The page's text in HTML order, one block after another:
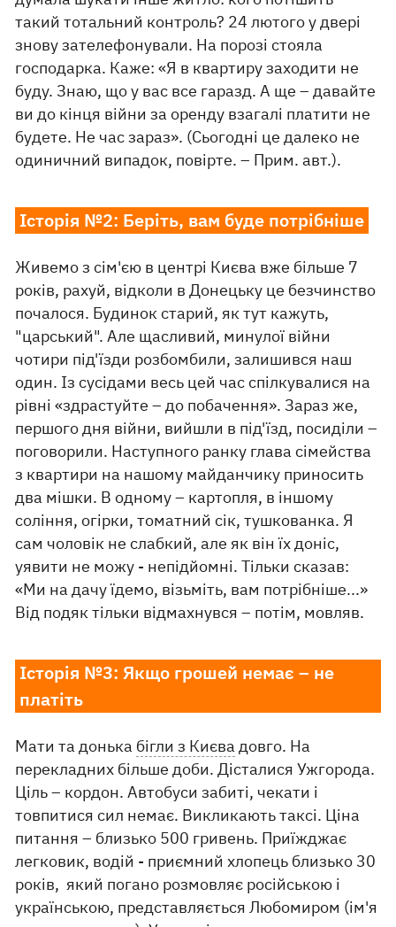
такий тотальний контроль? 24 лютого у двері
знову зателефонували. На порозі стояла
господарка. Каже: «Я в квартиру заходити не
буду. Знаю, що у вас все гаразд. А ще – давайте
ви до кінця війни за оренду взагалі платити не
будете. Не час зараз». (Сьогодні це далеко не
одиничний випадок, повірте. – Прим. авт.).
Історія №2: Беріть, вам буде потрібніше
Живемо з сім'єю в центрі Києва вже більше 7
років, рахуй, відколи в Донецьку це безчинство
почалося. Будинок старий, як тут кажуть,
"царський". Але щасливий, минулої війни
чотири під'їзди розбомбили, залишився наш
один. Із сусідами весь цей час спілкувалися на
рівні «здрастуйте – до побачення». Зараз же,
першого дня війни, вийшли в під'їзд, посиділи –
поговорили. Наступного ранку глава сімейства
з квартири на нашому майданчику приносить
два мішки. В одному – картопля, в іншому
соління, огірки, томатний сік, тушкованка. Я
сам чоловік не слабкий, але як він їх доніс,
уявити не можу - непідйомні. Тільки сказав:
«Ми на дачу їдемо, візьміть, вам потрібніше...»
Від подяк тільки відмахнувся – потім, мовляв.
Історія №3: Якщо грошей немає – не
платіть
Мати та донька бігли з Києва довго. На
перекладних більше доби. Дісталися Ужгорода.
Ціль – кордон. Автобуси забиті, чекати і
товпитися сил немає. Викликають таксі. Ціна
питання – близько 500 гривень. Приїжджає
легковик, водій - приємний хлопець близько 30
років, який погано розмовляє російською і
українською, представляється Любомиром (ім'я